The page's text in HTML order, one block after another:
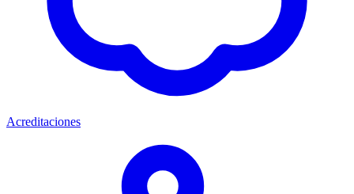
Acreditaciones